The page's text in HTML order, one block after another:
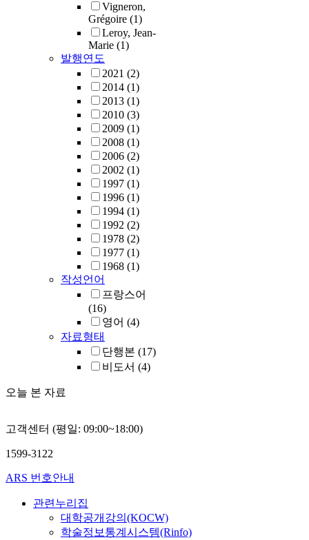
Vigneron,
Grégoire (1)
Leroy, Jean-
Marie (1)
발행연도
2021 (2)
2014 (1)
2013 (1)
2010 (3)
2009 (1)
2008 (1)
2006 (2)
2002 (1)
1997 (1)
1996 (1)
1994 (1)
1992 (2)
1978 (2)
1977 (1)
1968 (1)
작성언어
프랑스어
(16)
영어 (4)
자료형태
단행본 (17)
비도서 (4)
오늘 본 자료
고객센터 (평일: 09:00~18:00)
1599-3122
ARS 번호안내
관련누리집
대학공개강의(KOCW)
학술정보통계시스템(Rinfo)